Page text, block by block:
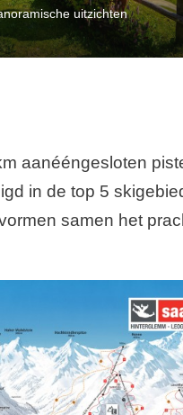
uitzichten
aanééngesloten
in de top 5
samen het